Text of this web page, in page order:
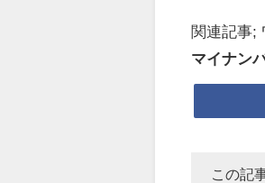
関連記事;
マイナン
この記